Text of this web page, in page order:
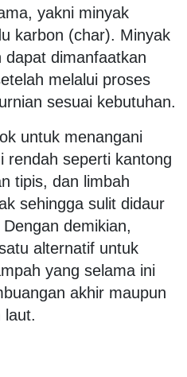
yakni minyak
karbon (char). Minyak
dapat dimanfaatkan
melalui proses
sesuai kebutuhan.
untuk menangani
rendah seperti kantong
tipis, dan limbah
sehingga sulit didaur
demikian,
alternatif untuk
yang selama ini
akhir maupun
laut.